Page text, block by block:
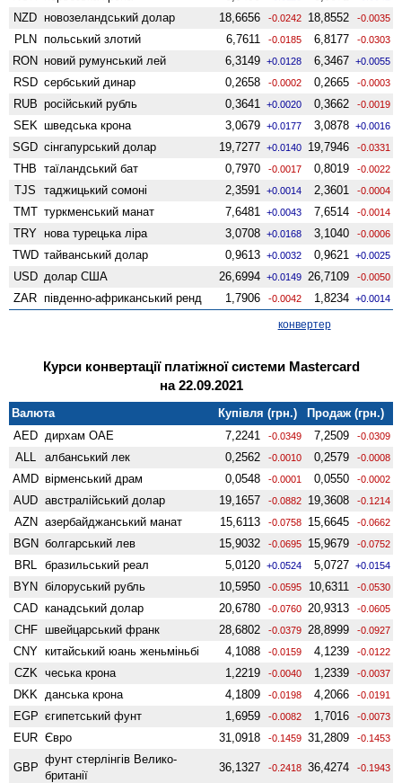
NZD ново­зеландський долар 18,6656 -0.0242 18,8552 -0.0035
PLN польський злотий 6,7611 -0.0185 6,8177 -0.0303
RON новий румунський лей 6,3149 +0.0128 6,3467 +0.0055
RSD сербський динар 0,2658 -0.0002 0,2665 -0.0003
RUB російський рубль 0,3641 +0.0020 0,3662 -0.0019
SEK шведська крона 3,0679 +0.0177 3,0878 +0.0016
SGD сінгапурський долар 19,7277 +0.0140 19,7946 -0.0331
THB таїландський бат 0,7970 -0.0017 0,8019 -0.0022
TJS таджицький сомоні 2,3591 +0.0014 2,3601 -0.0004
TMT туркменський манат 7,6481 +0.0043 7,6514 -0.0014
TRY нова турецька ліра 3,0708 +0.0168 3,1040 -0.0006
TWD тайванський долар 0,9613 +0.0032 0,9621 +0.0025
USD долар США 26,6994 +0.0149 26,7109 -0.0050
ZAR південно-африканський ренд 1,7906 -0.0042 1,8234 +0.0014
конвертер
Курси конвертації платіжної системи Mastercard
на 22.09.2021
Валюта Купівля (грн.)
Продаж (грн.)
AED дирхам ОАЕ 7,2241 -0.0349 7,2509 -0.0309
ALL албанський лек 0,2562 -0.0010 0,2579 -0.0008
AMD вiрменський драм 0,0548 -0.0001 0,0550 -0.0002
AUD австралійський долар 19,1657 -0.0882 19,3608 -0.1214
AZN азербайджанський манат 15,6113 -0.0758 15,6645 -0.0662
BGN болгарський лев 15,9032 -0.0695 15,9679 -0.0752
BRL бразильський реал 5,0120 +0.0524 5,0727 +0.0154
BYN білоруський рубль 10,5950 -0.0595 10,6311 -0.0530
CAD канадський долар 20,6780 -0.0760 20,9313 -0.0605
CHF швейцарський франк 28,6802 -0.0379 28,8999 -0.0927
CNY китайський юань женьмiньбi 4,1088 -0.0159 4,1239 -0.0122
CZK чеська крона 1,2219 -0.0040 1,2339 -0.0037
DKK данська крона 4,1809 -0.0198 4,2066 -0.0191
EGP єгипетський фунт 1,6959 -0.0082 1,7016 -0.0073
EUR Євро 31,0918 -0.1459 31,2809 -0.1453
GBP
фунт стерлінгів Велико­
британії
36,1327 -0.2418 36,4274 -0.1943